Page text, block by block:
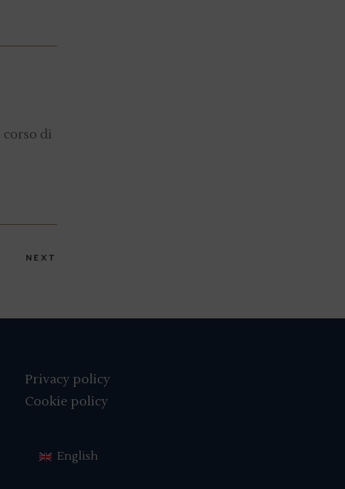
di
NEXT
Privacy policy
Cookie policy
English